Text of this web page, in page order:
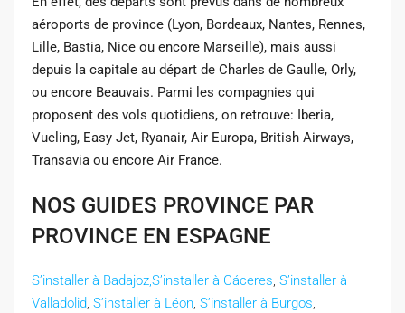
aéroports de province (Lyon, Bordeaux, Nantes, Rennes,
Lille, Bastia, Nice ou encore Marseille), mais aussi
depuis la capitale au départ de Charles de Gaulle, Orly,
ou encore Beauvais. Parmi les compagnies qui
proposent des vols quotidiens, on retrouve: Iberia,
Vueling, Easy Jet, Ryanair, Air Europa, British Airways,
Transavia ou encore Air France.
NOS GUIDES PROVINCE PAR
PROVINCE EN ESPAGNE
S’installer à Badajoz,S’installer à Cáceres, S’installer à
Valladolid, S’installer à Léon, S’installer à Burgos,